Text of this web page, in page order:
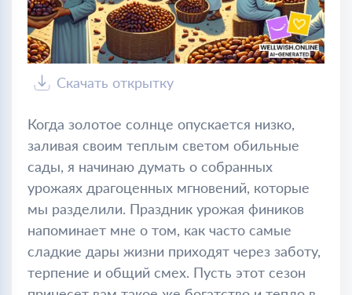
Скачать открытку
Когда золотое солнце опускается низко,
заливая своим теплым светом обильные
сады, я начинаю думать о собранных
урожаях драгоценных мгновений, которые
мы разделили. Праздник урожая фиников
напоминает мне о том, как часто самые
сладкие дары жизни приходят через заботу,
терпение и общий смех. Пусть этот сезон